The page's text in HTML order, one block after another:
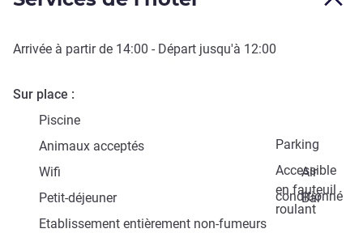
Arrivée à partir de 14:00 - Départ jusqu'à 12:00
Sur place
Piscine
Parking
Animaux acceptés
Accessible
en fauteuil
roulant
Wifi
Air
conditionné
Petit-déjeuner
Bar
Etablissement entièrement non-fumeurs